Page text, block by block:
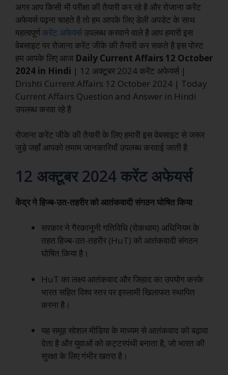
अगर आप किसी भी परीक्षा की तैयारी कर रहे है और रोजाना करेंट
अफेयर्स पढ़ना चाहते है तो हम आपके लिए डेली अपडेट के साथ
महत्वपूर्णकरेंट अफेयर्सउपलब्ध करवाने वाले है आप हमारी इस
वेबसाइट पर रोजाना करेंट जीके की तैयारी कर सकते है इस पोस्ट
हम आपके लिए आज Daily Current Affairs 12 October
2024 in Hindi | 12 अक्टूबर 2024 करेंट अफेयर्स |
Drishti Current Affairs 12 October 2024 | Today
Current Affairs Question and Answer in Hindi
उपलब्ध करवा रहे है
रोजाना करेंट जीके की तैयारी के लिए हमारी इस वेबसाइट से जरूर
जुड़े जहाँ आपको तमाम जानकारियाँ उपलब्ध करवाई जाती है
12 अक्टूबर 2024 करेंट अफेयर्स
केंद्र ने हिज्ब-उत-तहरीर को आतंकवादी संगठन घोषित किया
सरकार ने गैरकानूनी गतिविधि (रोकथाम) अधिनियम के
तहत हिज्ब-उत-तहरीर (HuT) को आतंकवादी संगठन
घोषित किया है।
HuT का लक्ष्य आतंकवाद और जिहाद का उपयोग करके
भारत सहित विश्व स्तर पर इस्लामी खिलाफत स्थापित
करना है।
यह समूह सोशल मीडिया के माध्यम से आतंकवाद को बढ़ावा
देता है और युवाओं को कट्टरपंथी बनाता है, जो भारत की
सुरक्षा के लिए गंभीर खतरा है।